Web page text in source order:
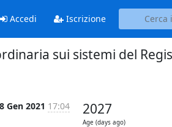
Accedi Iscrizione
sui sistemi del
Gen 2021 17:04 2027
Age (days ago)